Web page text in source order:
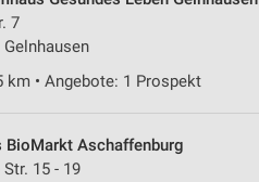
7
Gelnhausen
km • Angebote: 1 Prospekt
BioMarkt Aschaffenburg
Str. 15 - 19